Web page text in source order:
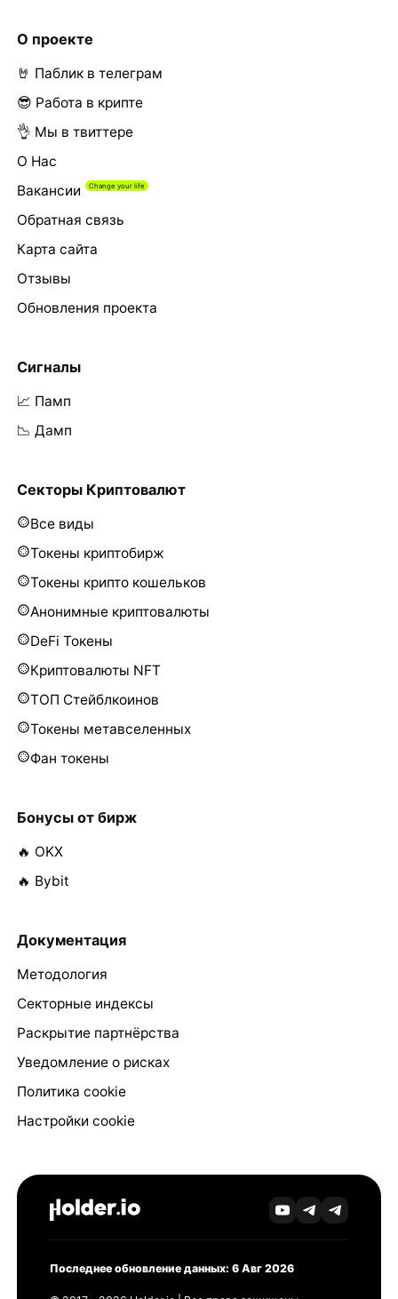
О проекте
🤘 Паблик в телеграм
😎 Работа в крипте
👌 Мы в твиттере
О Нас
Вакансии
Обратная связь
Карта сайта
Отзывы
Обновления проекта
Сигналы
📈 Памп
📉 Дамп
Секторы Криптовалют
Все виды
Токены криптобирж
Токены крипто кошельков
Анонимные криптовалюты
DeFi Токены
Криптовалюты NFT
ТОП Стейблкоинов
Токены метавселенных
Фан токены
Бонусы от бирж
🔥 OKX
🔥 Bybit
Документация
Методология
Секторные индексы
Раскрытие партнёрства
Уведомление о рисках
Политика cookie
Настройки cookie
Последнее обновление данных: 6 Авг 2026